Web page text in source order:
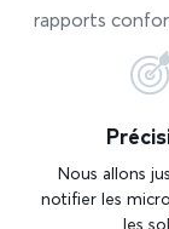
rapports
Nous allons
notifier les
les